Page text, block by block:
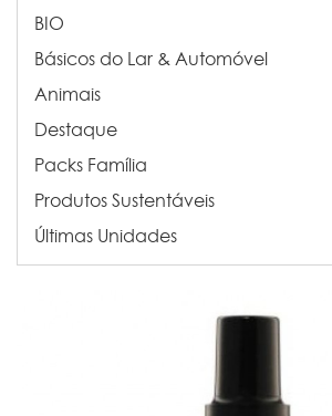
BIO
Básicos do Lar & Automóvel
Animais
Destaque
Packs Família
Produtos Sustentáveis
Últimas Unidades